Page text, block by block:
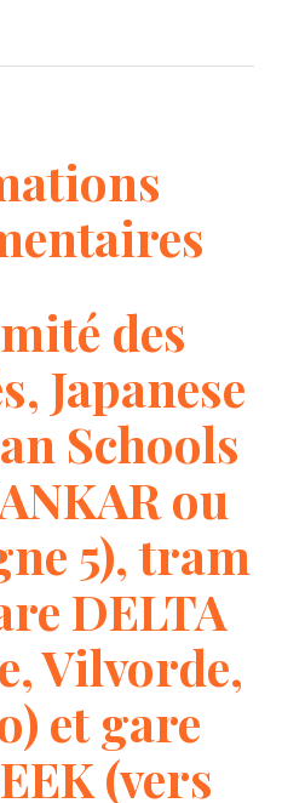
des
Japanese
Schools
ou
5), tram
DELTA
Vilvorde,
et gare
(vers